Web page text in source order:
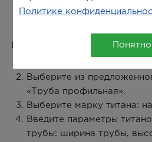
Как рассчитать вес
Выберите из
«Труба профильная».
Выберите марку титана:
Введите параметры
трубы: ширина трубы,
Политике
Понятно